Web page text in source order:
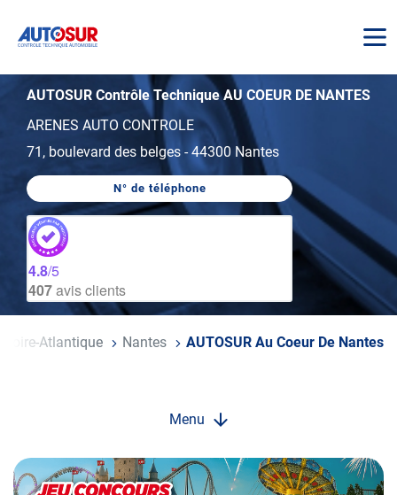
AUTOSUR Contrôle Technique AU COEUR DE NANTES
ARENES AUTO CONTROLE
71, boulevard des belges - 44300 Nantes
N° de téléphone
AFFICHER
LE
AU
COEUR
NANTES
4.8/5
407avis clients
Loire-Atlantique Nantes AUTOSUR Au Coeur De Nantes
Menu
Opération
spéciale